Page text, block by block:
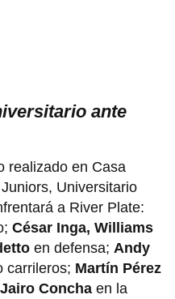
ante
realizado en Casa
Universitario
a River Plate:
César Inga, Williams
en defensa; Andy
carrileros; Martín Pérez
Concha en la